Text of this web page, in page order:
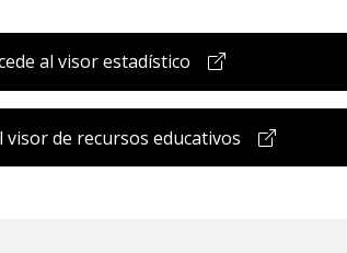
al visor estadístico
visor de recursos educativos